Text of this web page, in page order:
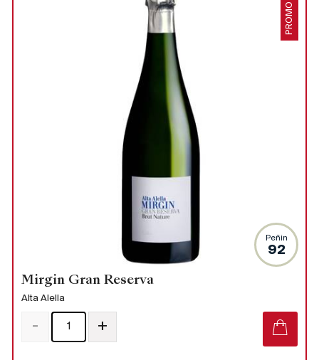
PROMO
Peñin
92
Mirgin Gran Reserva
Alta Alella
- +